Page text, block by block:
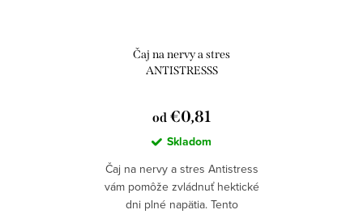
Čaj na nervy a stres
ANTISTRESSS
od €0,81
Skladom
Čaj na nervy a stres Antistress
vám pomôže zvládnuť hektické
dni plné napätia. Tento